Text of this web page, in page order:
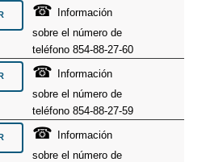
☎
Información
sobre el número de
teléfono 854-88-27-60
☎
Información
sobre el número de
teléfono 854-88-27-59
☎
Información
sobre el número de